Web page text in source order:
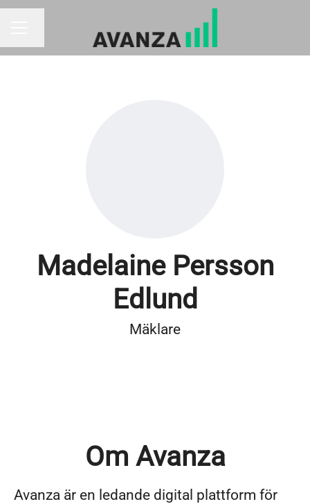
Madelaine Persson
Edlund
Mäklare
Om Avanza
Avanza är en ledande digital plattform för